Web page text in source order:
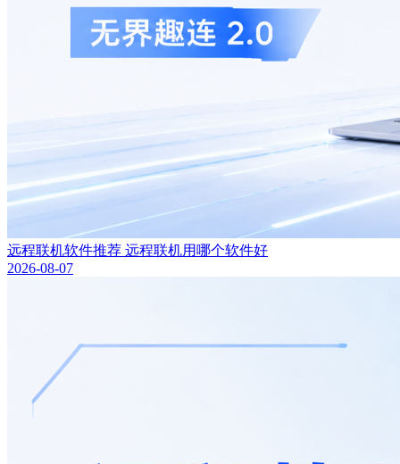
远程联机软件推荐 远程联机用哪个软件好
2026-08-07